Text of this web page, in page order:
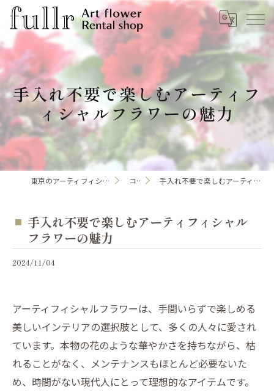
手入れ不要で楽しむアーティフ
ィシャルフラワーの魅力
東京のアーティフィシャルフラワーならfullr コラム 手入れ不要で楽しむアーティフィシャルフラワーの魅力
手入れ不要で楽しむアーティフィシャル
フラワーの魅力
2024/11/04
アーティフィシャルフラワーは、手間いらずで楽しめる
美しいインテリアの選択肢として、多くの人々に愛され
ています。本物の花のような華やかさを持ちながら、枯
れることがなく、メンテナンスもほとんど必要ないた
め、時間がない現代人にとって理想的なアイテムです。